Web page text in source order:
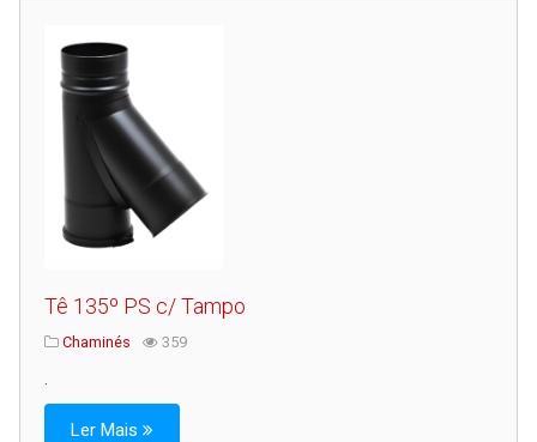
Tê 135º PS c/ Tampo
Chaminés 359
Ler Mais